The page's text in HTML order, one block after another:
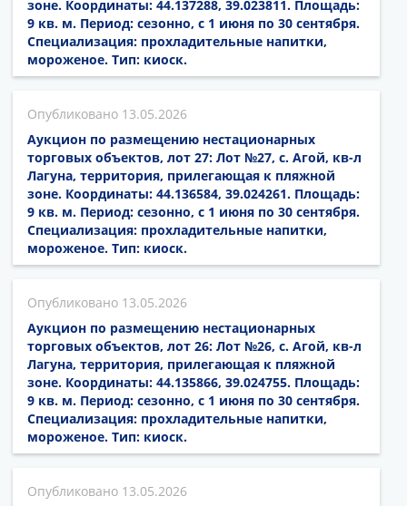
зоне. Координаты: 44.137288, 39.023811. Площадь:
9 кв. м. Период: сезонно, с 1 июня по 30 сентября.
Специализация: прохладительные напитки,
мороженое. Тип: киоск.
13.05.2026
Аукцион по размещению нестационарных
торговых объектов, лот 27: Лот №27, с. Агой, кв-л
Лагуна, территория, прилегающая к пляжной
зоне. Координаты: 44.136584, 39.024261. Площадь:
9 кв. м. Период: сезонно, с 1 июня по 30 сентября.
Специализация: прохладительные напитки,
мороженое. Тип: киоск.
13.05.2026
Аукцион по размещению нестационарных
торговых объектов, лот 26: Лот №26, с. Агой, кв-л
Лагуна, территория, прилегающая к пляжной
зоне. Координаты: 44.135866, 39.024755. Площадь:
9 кв. м. Период: сезонно, с 1 июня по 30 сентября.
Специализация: прохладительные напитки,
мороженое. Тип: киоск.
13.05.2026